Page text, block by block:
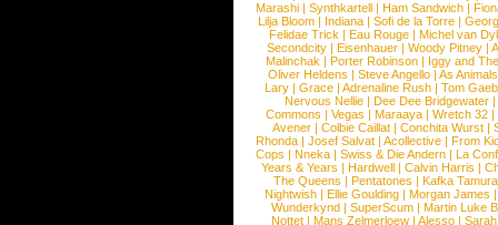
Marashi | Synthkartell | Ham Sandwich |
Lilja Bloom | Indiana | Sofi de la Torre |
Felidae Trick | Eau Rouge | Michel van
Secondcity |Eisenhauer |Woody Pitney |
Malinchak |Porter Robinson | Iggy and
Oliver Heldens |Steve Angello |As Animals
Lary | Grace | Adrenaline Rush | Tom
Nervous Nellie | Dee Dee Bridgewater |
Commons |Vegas |Maraaya |Wretch 32 |
Avener | Colbie Caillat | Conchita Wurst |
Rhonda | Josef Salvat | Acollective | From
Cops | Nneka | Swiss & Die Andern | La
Years & Years |Hardwell |Calvin Harris |
The Queens | Pentatones | Kafka Tamura
Nightwish |Ellie Goulding |Morgan James
Wunderkynd | SuperScum | Martin Luke
Nottet |Mans Zelmerloew |Alesso |